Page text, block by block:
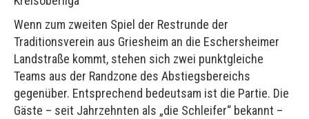
Wenn zum zweiten Spiel der Restrunde der
Traditionsverein aus Griesheim an die Eschersheimer
Landstraße kommt, stehen sich zwei punktgleiche
Teams aus der Randzone des Abstiegsbereichs
gegenüber. Entsprechend bedeutsam ist die Partie. Die
Gäste – seit Jahrzehnten als „die Schleifer“ bekannt –